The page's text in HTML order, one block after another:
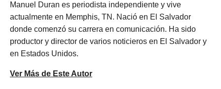
Manuel Duran es periodista independiente y vive
actualmente en Memphis, TN. Nació en El Salvador
donde comenzó su carrera en comunicación. Ha sido
productor y director de varios noticieros en El Salvador y
en Estados Unidos.
Ver Más de Este Autor